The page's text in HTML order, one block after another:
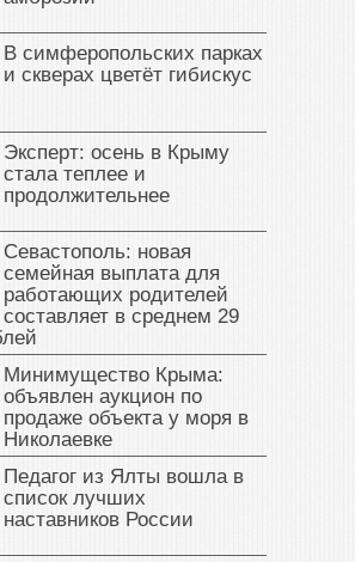
В симферопольских парках
и скверах цветёт гибискус
Эксперт: осень в Крыму
стала теплее и
продолжительнее
Севастополь: новая
семейная выплата для
работающих родителей
составляет в среднем 29
Минимущество Крыма:
объявлен аукцион по
продаже объекта у моря в
Николаевке
Педагог из Ялты вошла в
список лучших
наставников России